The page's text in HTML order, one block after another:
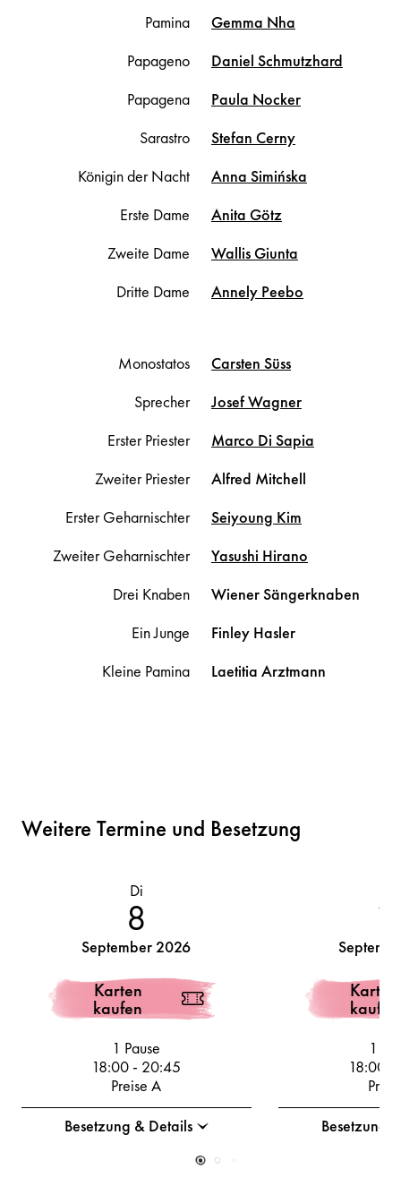
Pamina Gemma Nha
Papageno
Daniel Schmutzhard
Papagena
Paula Nocker
Sarastro
Stefan Cerny
Königin der Nacht
Anna Simińska
Erste Dame
Anita Götz
Zweite Dame
WallisGiunta
Dritte Dame
Annely Peebo
Monostatos Carsten Süss
Sprecher
JosefWagner
Erster Priester
Marco Di Sapia
Zweiter Priester
Alfred Mitchell
Erster Geharnischter
Seiyoung Kim
Zweiter Geharnischter
Yasushi Hirano
Drei Knaben
Wiener Sängerknaben
Ein Junge
Finley Hasler
Kleine Pamina
Laetitia Arztmann
Weitere Termine und Besetzung
Di
8
September 2026
Karten
kaufen
1 Pause
18:00- 20:45
Preise A
Besetzung & Details
Karten
kaufen
1
18:00
Besetzung